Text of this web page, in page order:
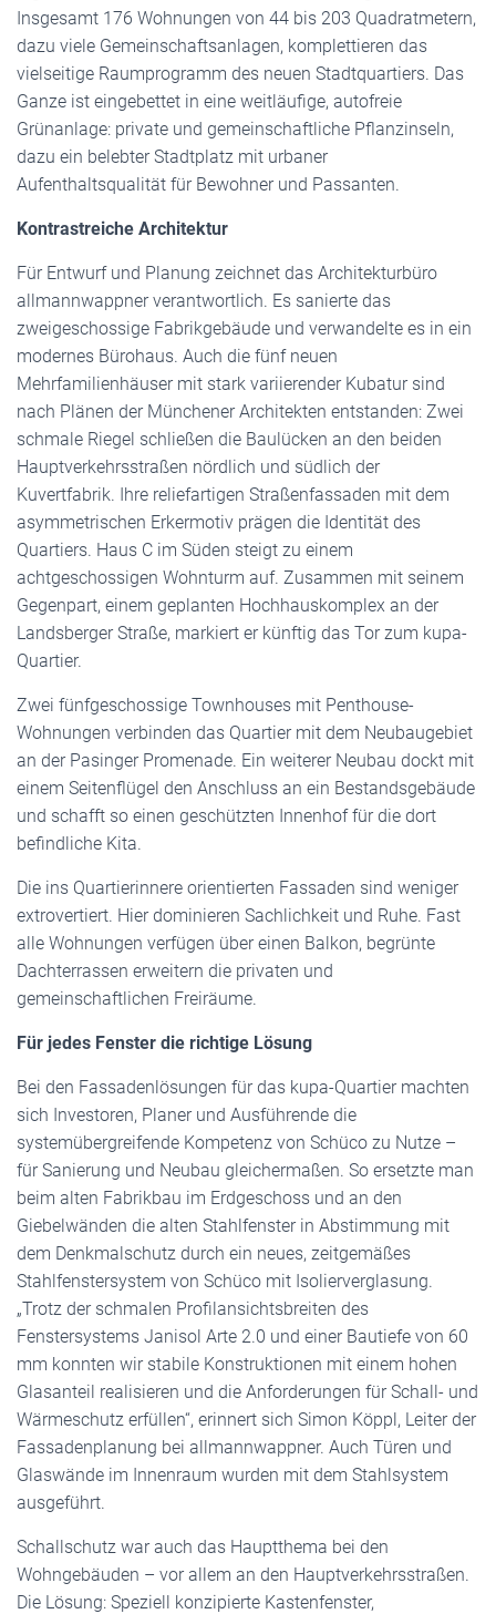
Insgesamt 176 Wohnungen von 44 bis 203 Quadratmetern,
dazu viele Gemeinschaftsanlagen, komplettieren das
vielseitige Raumprogramm des neuen Stadtquartiers. Das
Ganze ist eingebettet in eine weitläufige, autofreie
Grünanlage: private und gemeinschaftliche Pflanzinseln,
dazu ein belebter Stadtplatz mit urbaner
Aufenthaltsqualität für Bewohner und Passanten.
Kontrastreiche Architektur
Für Entwurf und Planung zeichnet das Architekturbüro
allmannwappner verantwortlich. Es sanierte das
zweigeschossige Fabrikgebäude und verwandelte es in ein
modernes Bürohaus. Auch die fünf neuen
Mehrfamilienhäuser mit stark variierender Kubatur sind
nach Plänen der Münchener Architekten entstanden: Zwei
schmale Riegel schließen die Baulücken an den beiden
Hauptverkehrsstraßen nördlich und südlich der
Kuvertfabrik. Ihre reliefartigen Straßenfassaden mit dem
asymmetrischen Erkermotiv prägen die Identität des
Quartiers. Haus C im Süden steigt zu einem
achtgeschossigen Wohnturm auf. Zusammen mit seinem
Gegenpart, einem geplanten Hochhauskomplex an der
Landsberger Straße, markiert er künftig das Tor zum kupa-
Quartier.
Zwei fünfgeschossige Townhouses mit Penthouse-
Wohnungen verbinden das Quartier mit dem Neubaugebiet
an der Pasinger Promenade. Ein weiterer Neubau dockt mit
einem Seitenflügel den Anschluss an ein Bestandsgebäude
und schafft so einen geschützten Innenhof für die dort
befindliche Kita.
Die ins Quartierinnere orientierten Fassaden sind weniger
extrovertiert. Hier dominieren Sachlichkeit und Ruhe. Fast
alle Wohnungen verfügen über einen Balkon, begrünte
Dachterrassen erweitern die privaten und
gemeinschaftlichen Freiräume.
Für jedes Fenster die richtige Lösung
Bei den Fassadenlösungen für das kupa-Quartier machten
sich Investoren, Planer und Ausführende die
systemübergreifende Kompetenz von Schüco zu Nutze –
für Sanierung und Neubau gleichermaßen. So ersetzte man
beim alten Fabrikbau im Erdgeschoss und an den
Giebelwänden die alten Stahlfenster in Abstimmung mit
dem Denkmalschutz durch ein neues, zeitgemäßes
Stahlfenstersystem von Schüco mit Isolierverglasung.
„Trotz der schmalen Profilansichtsbreiten des
Fenstersystems Janisol Arte 2.0 und einer Bautiefe von 60
mm konnten wir stabile Konstruktionen mit einem hohen
Glasanteil realisieren und die Anforderungen für Schall- und
Wärmeschutz erfüllen“, erinnert sich Simon Köppl, Leiter der
Fassadenplanung bei allmannwappner. Auch Türen und
Glaswände im Innenraum wurden mit dem Stahlsystem
ausgeführt.
Schallschutz war auch das Hauptthema bei den
Wohngebäuden – vor allem an den Hauptverkehrsstraßen.
Die Lösung: Speziell konzipierte Kastenfenster,